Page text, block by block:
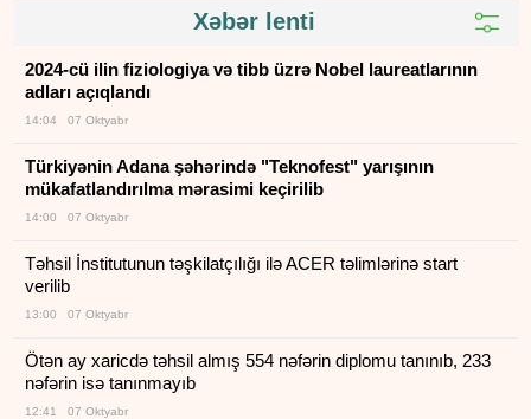
Xəbər lenti
2024-cü ilin fiziologiya və tibb üzrə Nobel laureatlarının
adları açıqlandı
14:04 07 Oktyabr
Türkiyənin Adana şəhərində "Teknofest" yarışının
mükafatlandırılma mərasimi keçirilib
14:00 07 Oktyabr
Təhsil İnstitutunun təşkilatçılığı ilə ACER təlimlərinə start
verilib
13:00 07 Oktyabr
Ötən ay xaricdə təhsil almış 554 nəfərin diplomu tanınıb, 233
nəfərin isə tanınmayıb
12:41 07 Oktyabr